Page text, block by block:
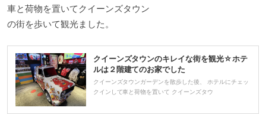
車と荷物を置いてクイーンズタウン
の街を歩いて観光ました。
クイーンズタウンのキレイな街を観光☆ホテ
ルは２階建てのお家でした
クイーンズタウンガーデンを散歩した後、 ホテルにチェッ
クインして車と荷物を置いて クイーンズタウ